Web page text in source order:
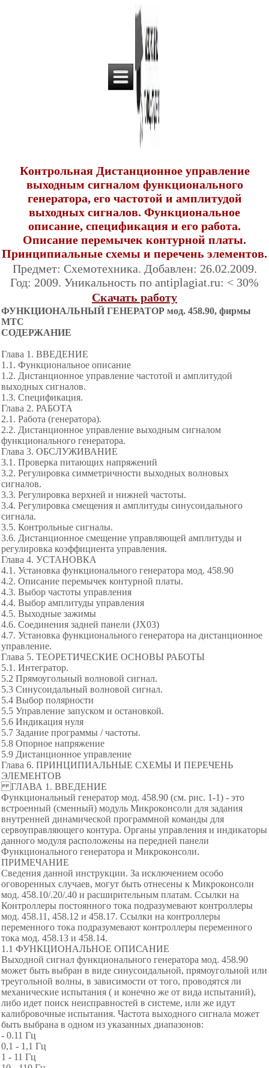
Контрольная Дистанционное управление
выходным сигналом функционального
генератора, его частотой и амплитудой
выходных сигналов. Функциональное
описание, спецификация и его работа.
Описание перемычек контурной платы.
Принципиальные схемы и перечень элементов.
Предмет: Схемотехника. Добавлен: 26.02.2009.
Год: 2009. Уникальность по antiplagiat.ru: < 30%
Скачать работу
ФУНКЦИОНАЛЬНЫЙ ГЕНЕРАТОР мод. 458.90, фирмы
МТС
СОДЕРЖАНИЕ
Глава 1. ВВЕДЕНИЕ
1.1. Функциональное описание
1.2. Дистанционное управление частотой и амплитудой
выходных сигналов.
1.3. Спецификация.
Глава 2. РАБОТА
2.1. Работа (генератора).
2.2. Дистанционное управление выходным сигналом
функционального генератора.
Глава 3. ОБСЛУЖИВАНИЕ
3.1. Проверка питающих напряжений
3.2. Регулировка симметричности выходных волновых
сигналов.
3.3. Регулировка верхней и нижней частоты.
3.4. Регулировка смещения и амплитуды синусоидального
сигнала.
3.5. Контрольные сигналы.
3.6. Дистанционное смещение управляющей амплитуды и
регулировка коэффициента управления.
Глава 4. УСТАНОВКА
4.1. Установка функционального генератора мод. 458.90
4.2. Описание перемычек контурной платы.
4.3. Выбор частоты управления
4.4. Выбор амплитуды управления
4.5. Выходные зажимы
4.6. Соединения задней панели (JХ03)
4.7. Установка функционального генератора на дистанционное
управление.
Глава 5. ТЕОРЕТИЧЕСКИЕ ОСНОВЫ РАБОТЫ
5.1. Интегратор.
5.2 Прямоугольный волновой сигнал.
5.3 Синусоидальный волновой сигнал.
5.4 Выбор полярности
5.5 Управление запуском и остановкой.
5.6 Индикация нуля
5.7 Задание программы / частоты.
5.8 Опорное напряжение
5.9 Дистанционное управление
Глава 6. ПРИНЦИПИАЛЬНЫЕ СХЕМЫ И ПЕРЕЧЕНЬ
ЭЛЕМЕНТОВ
ГЛАВА 1. ВВЕДЕНИЕ
Функциональный генератор мод. 458.90 (см. рис. 1-1) - это
встроенный (сменный) модуль Микроконсоли для задания
внутренней динамической программной команды для
сервоуправляющего контура. Органы управления и индикаторы
данного модуля расположены на передней панели
Функционального генератора и Микроконсоли.
ПРИМЕЧАНИЕ
Сведения данной инструкции. За исключением особо
оговоренных случаев, могут быть отнесены к Микроконсоли
мод. 458.10/.20/.40 и расширительным платам. Ссылки на
Контроллеры постоянного тока подразумевают контроллеры
мод. 458.11, 458.12 и 458.17. Ссылки на контроллеры
переменного тока подразумевают контроллеры переменного
тока мод. 458.13 и 458.14.
1.1 ФУНКЦИОНАЛЬНОЕ ОПИСАНИЕ
Выходной сигнал функционального генератора мод. 458.90
может быть выбран в виде синусоидальной, прямоугольной или
треугольной волны, в зависимости от того, проводятся ли
механические испытания ( и конечно же от вида испытаний),
либо идет поиск неисправностей в системе, или же идут
калибровочные испытания. Частота выходного сигнала может
быть выбрана в одном из указанных диапазонов:
- 0.11 Гц
0,1 - 1,1 Гц
1 - 11 Гц